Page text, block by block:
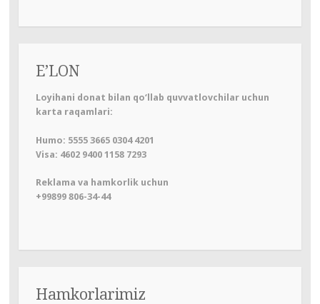
E’LON
Loyihani donat bilan qo‘llab quvvatlovchilar uchun
karta raqamlari:
Humo: 5555 3665 0304 4201
Visa: 4602 9400 1158 7293
Reklama va hamkorlik uchun
+99899 806-34-44
Hamkorlarimiz